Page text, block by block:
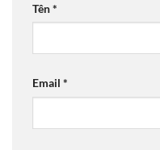
Tên*
Email *